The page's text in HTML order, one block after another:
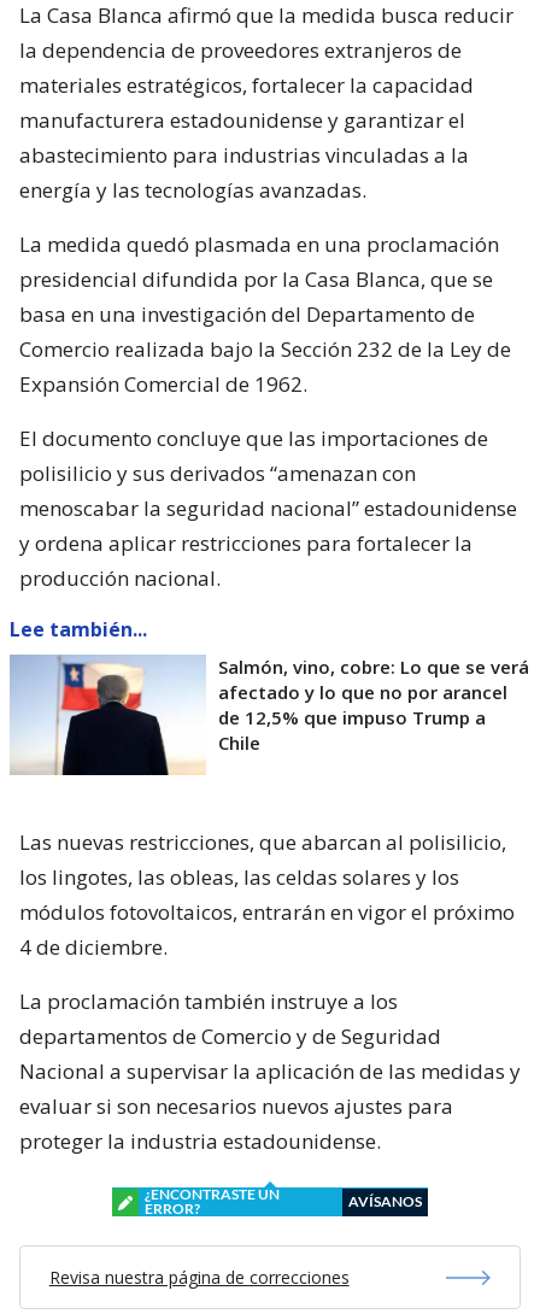
La Casa Blanca afirmó que la medida busca reducir
la dependencia de proveedores extranjeros de
materiales estratégicos, fortalecer la capacidad
manufacturera estadounidense y garantizar el
abastecimiento para industrias vinculadas a la
energía y las tecnologías avanzadas.
La medida quedó plasmada en una proclamación
presidencial difundida por la Casa Blanca, que se
basa en una investigación del Departamento de
Comercio realizada bajo la Sección 232 de la Ley de
Expansión Comercial de 1962.
El documento concluye que las importaciones de
polisilicio y sus derivados “amenazan con
menoscabar la seguridad nacional” estadounidense
y ordena aplicar restricciones para fortalecer la
producción nacional.
Lee también...
Salmón, vino, cobre: Lo que se verá
afectado y lo que no por arancel
de 12,5% que impuso Trump a
Chile
Las nuevas restricciones, que abarcan al polisilicio,
los lingotes, las obleas, las celdas solares y los
módulos fotovoltaicos, entrarán en vigor el próximo
4 de diciembre.
La proclamación también instruye a los
departamentos de Comercio y de Seguridad
Nacional a supervisar la aplicación de las medidas y
evaluar si son necesarios nuevos ajustes para
proteger la industria estadounidense.
¿ENCONTRASTE UN
ERROR?
AVÍSANOS
Revisa nuestra página de correcciones